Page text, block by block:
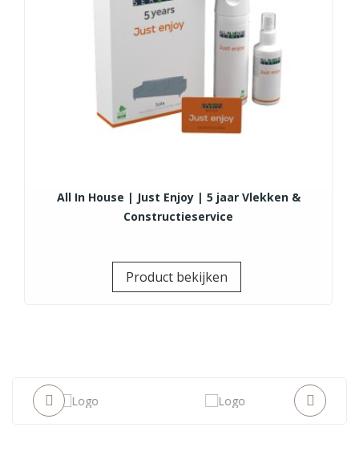
All In House | Just Enjoy | 5 jaar Vlekken &
Constructieservice
Product bekijken